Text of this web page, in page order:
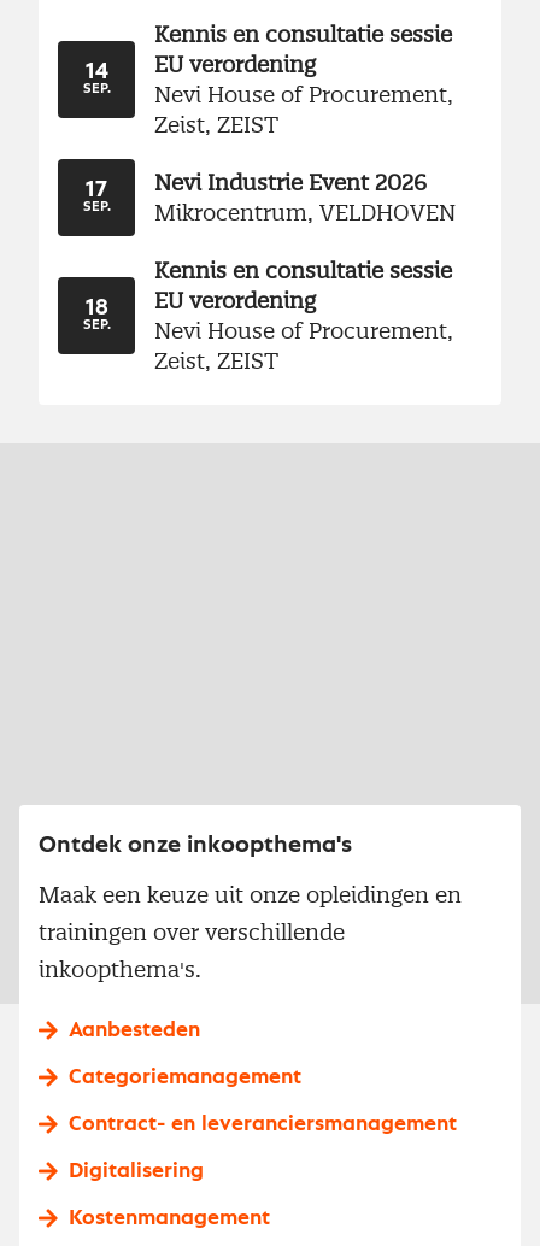
14
SEP.
Kennis en consultatie sessie
EU verordening
Nevi House of Procurement,
Zeist, ZEIST
17
SEP.
Nevi Industrie Event 2026
Mikrocentrum, VELDHOVEN
18
SEP.
Kennis en consultatie sessie
EU verordening
Nevi House of Procurement,
Zeist, ZEIST
Ontdek onze inkoopthema's
Maak een keuze uit onze opleidingen en
trainingen over verschillende
inkoopthema's.
Aanbesteden
Categoriemanagement
Contract- en leveranciersmanagement
Digitalisering
Kostenmanagement